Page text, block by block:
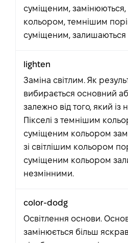
суміщеним, замінюються,
кольором, темнішим
суміщеним, залишаються
lighten
Заміна світлим. Як
вибирається основний
залежно від того, який із
Пікселі з темнішим
суміщеним кольором
зі світлішим кольором
суміщеним кольором
незмінними.
color-dodg
Освітлення основи.
замінюється більш